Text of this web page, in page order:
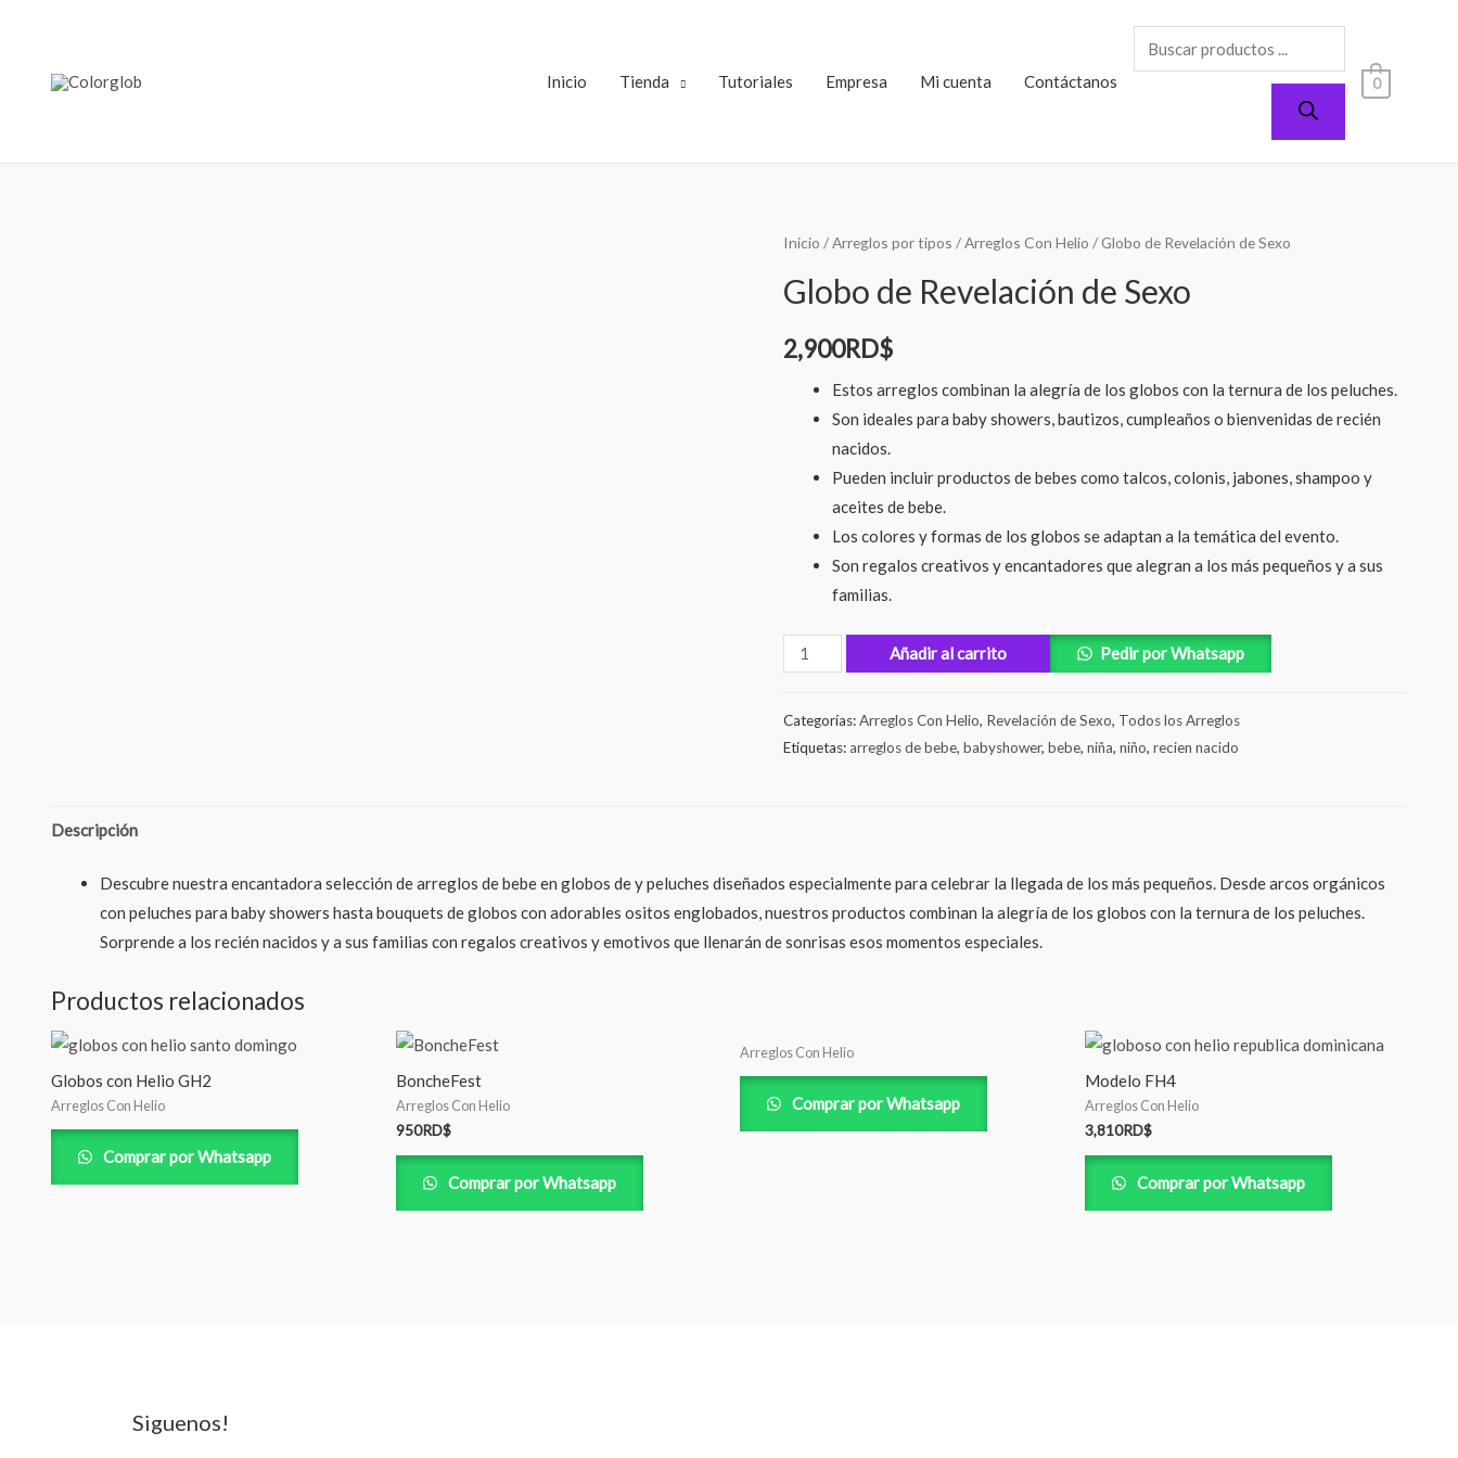
Inicio Tienda Tutoriales Empresa Mi cuenta Contáctanos 0
Inicio /Arreglos por tipos /Arreglos Con Helio / Globo de Revelación de Sexo
Globo de Revelación de Sexo
2,900RD$
Estos arreglos combinan la alegría de los globos con la ternura de los peluches.
Son ideales para baby showers, bautizos, cumpleaños o bienvenidas de recién
nacidos.
Pueden incluir productos de bebes como talcos, colonis, jabones, shampoo y
aceites de bebe.
Los colores y formas de los globos se adaptan a la temática del evento.
Son regalos creativos y encantadores que alegran a los más pequeños y a sus
familias.
Añadir al carrito Pedir por Whatsapp
Categorías:Arreglos Con Helio, Revelación de Sexo, Todos los Arreglos
Etiquetas:arreglos de bebe, babyshower, bebe, niña, niño, recien nacido
Descripción
Descubre nuestra encantadora selección de arreglos de bebe en globos de y peluches diseñados especialmente para celebrar la llegada de los más pequeños. Desde arcos orgánicos
con peluches para baby showers hasta bouquets de globos con adorables ositos englobados, nuestros productos combinan la alegría de los globos con la ternura de los peluches.
Sorprende a los recién nacidos y a sus familias con regalos creativos y emotivos que llenarán de sonrisas esos momentos especiales.
Productos relacionados
Globos con Helio GH2
Arreglos Con Helio
Comprar por Whatsapp
BoncheFest
Arreglos Con Helio
950RD$
Comprar por Whatsapp
Arreglos Con Helio
Comprar por Whatsapp
Modelo FH4
Arreglos Con Helio
3,810RD$
Comprar por Whatsapp
Siguenos!